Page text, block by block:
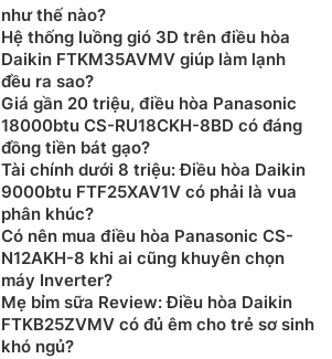
như thế nào?
Hệ thống luồng gió 3D trên điều hòa
Daikin FTKM35AVMV giúp làm lạnh
đều ra sao?
Giá gần 20 triệu, điều hòa Panasonic
18000btu CS-RU18CKH-8BD có đáng
đồng tiền bát gạo?
Tài chính dưới 8 triệu: Điều hòa Daikin
9000btu FTF25XAV1V có phải là vua
phân khúc?
Có nên mua điều hòa Panasonic CS-
N12AKH-8 khi ai cũng khuyên chọn
máy Inverter?
Mẹ bỉm sữa Review: Điều hòa Daikin
FTKB25ZVMV có đủ êm cho trẻ sơ sinh
khó ngủ?